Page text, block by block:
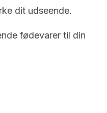
dit udseende.
fødevarer til din